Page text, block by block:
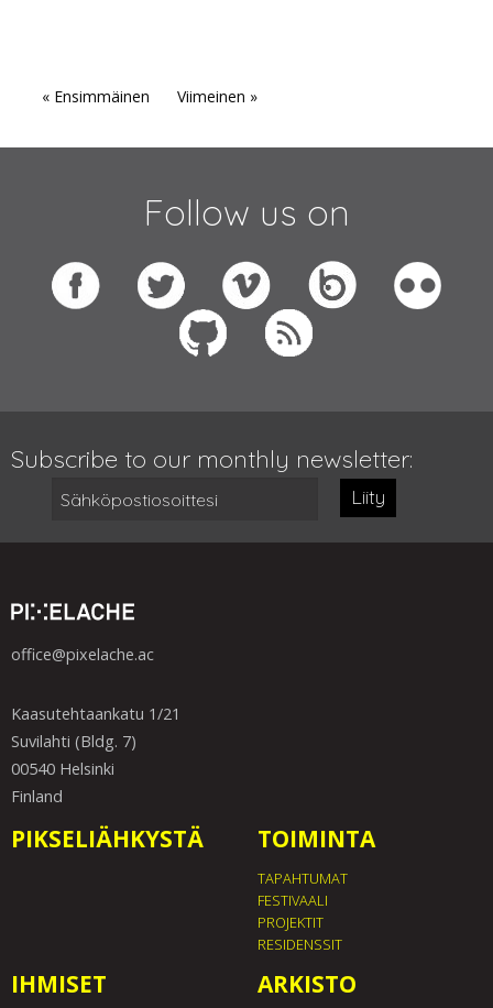
« Ensimmäinen Viimeinen »
Follow us on
Subscribe to our monthly newsletter:
Liity
office@pixelache.ac
Kaasutehtaankatu 1/21
Suvilahti (Bldg. 7)
00540 Helsinki
Finland
PIKSELIÄHKYSTÄ TOIMINTA
TAPAHTUMAT
FESTIVAALI
PROJEKTIT
RESIDENSSIT
IHMISET ARKISTO